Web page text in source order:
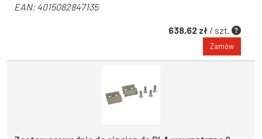
EAN:4015082847135
638,62 zł / szt.
Zamów